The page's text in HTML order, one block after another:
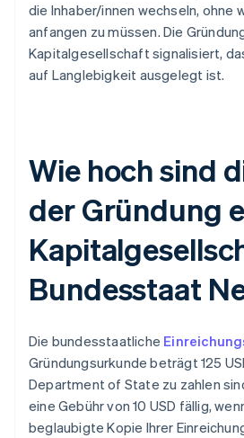
die Inhaber/innen wechseln, ohne
anfangen zu müssen. Die
Kapitalgesellschaft signalisiert,
auf Langlebigkeit ausgelegt ist.
Wie hoch sind
der Gründung
Bundesstaat
Die bundesstaatliche
Gründungsurkunde beträgt 125
Department of State zu zahlen
eine Gebühr von 10 USD fällig,
beglaubigte Kopie Ihrer